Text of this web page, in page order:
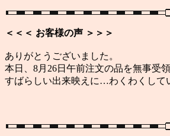
＜＜＜ お客様の声 ＞＞＞
ありがとうございました。
本日、8月26日午前注文の品を無事受
すばらしい出来映えに…わくわくし
(神奈川